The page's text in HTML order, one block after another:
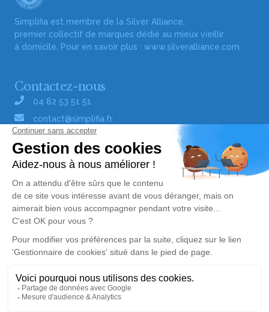
Simplifia est membre de la Silver Alliance,
premier collectif de marques dédié au mieux vieillir
à domicile. Pour en savoir plus : www.silveralliance.com
Contactez-nous
04 82 53 51 51
contact@simplifia.fr
Réseaux sociaux
Liens utiles
Publier un avis de décès
Signaler un abus/une erreur
Consultez nos offres d'emploi
Politique de traitement des données